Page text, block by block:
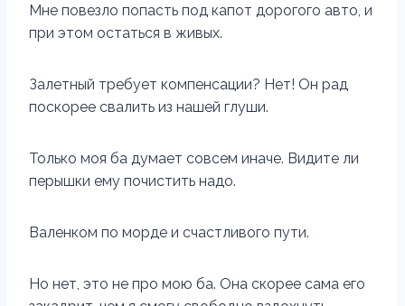
Мне повезло попасть под капот дорогого авто, и
при этом остаться в живых.
Залетный требует компенсации? Нет! Он рад
поскорее свалить из нашей глуши.
Только моя ба думает совсем иначе. Видите ли
перышки ему почистить надо.
Валенком по морде и счастливого пути.
Но нет, это не про мою ба. Она скорее сама его